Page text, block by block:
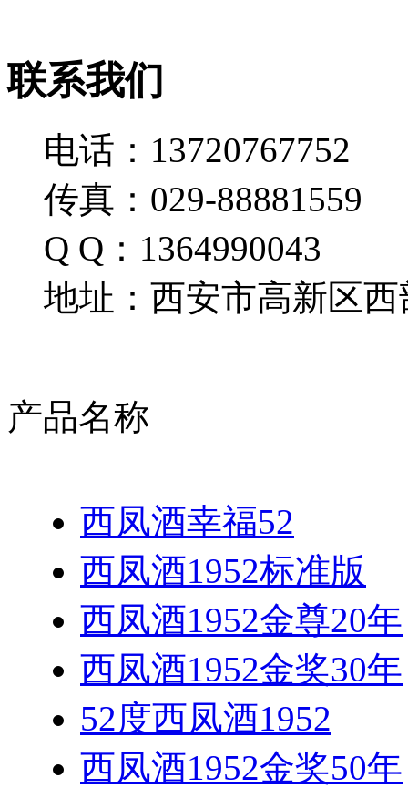
联系我们
电话：13720767752
传真：029-88881559
Q Q：1364990043
地址：西安市高新区西
产品名称
西凤酒幸福52
西凤酒1952标准版
西凤酒1952金尊20年
西凤酒1952金奖30年
52度西凤酒1952
西凤酒1952金奖50年